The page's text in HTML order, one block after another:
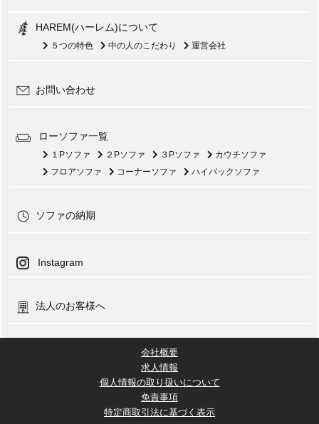
HAREM(ハーレム)について
５つの特色 中の人のこだわり 運営会社
お問い合わせ
ローソファ一覧
１Pソファ ２Pソファ ３Pソファ
カウチソファ
フロアソファ
コーナーソファ ハイバックソファ
ソファの納期
Instagram
法人のお客様へ
会社概要
求人情報
個人情報の取り扱いについて
免責事項
特定商取引法に基づく表示